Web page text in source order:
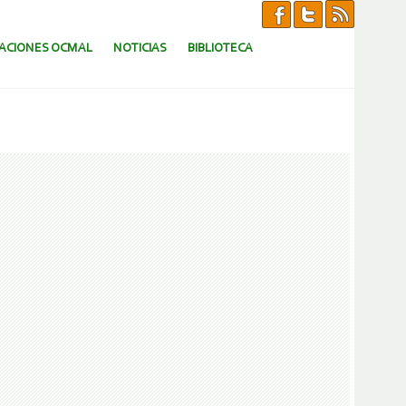
OCMAL NOTICIAS BIBLIOTECA